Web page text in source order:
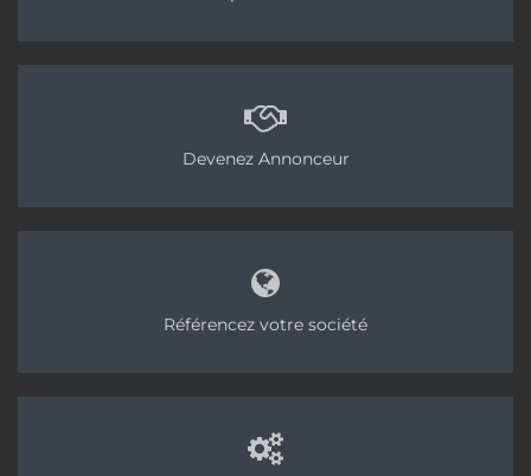
Devenez Annonceur
Référencez votre société